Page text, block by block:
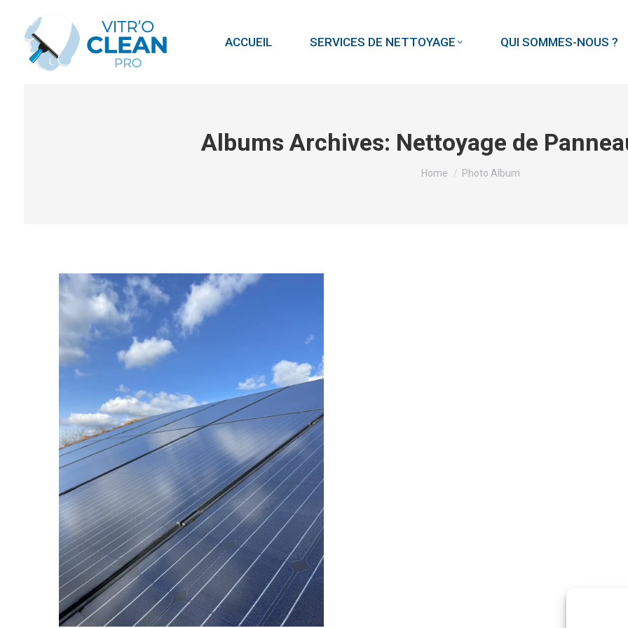
ACCUEIL SERVICES DE NETTOYAGE QUI SOMMES-NOUS ?
Albums Archives: Nettoyage de
You are here:
Home Photo Album